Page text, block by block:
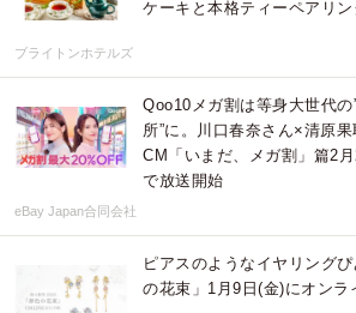
ケーキと本格ティーペアリン
ブライトンホテルズ
Qoo10メガ割は等身大世代の
所”に。川口春奈さん×清原果
CM「いまだ、メガ割」篇2
で放送開始
eBay Japan合同会社
ピアスのようなイヤリング
の花束」1月9日(金)にオンラ